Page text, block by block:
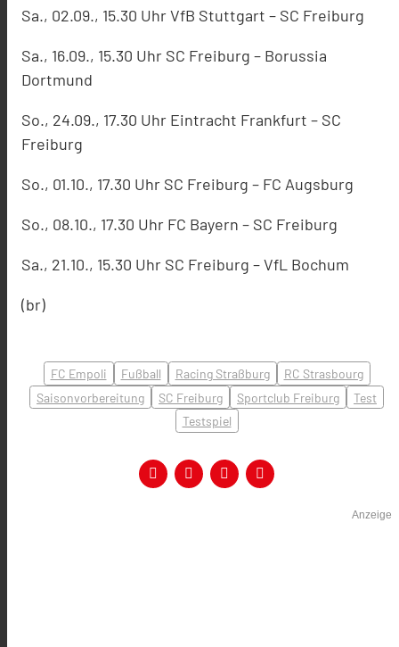
Sa., 02.09., 15.30 Uhr VfB Stuttgart – SC Freiburg
Sa., 16.09., 15.30 Uhr SC Freiburg – Borussia
Dortmund
So., 24.09., 17.30 Uhr Eintracht Frankfurt – SC
Freiburg
So., 01.10., 17.30 Uhr SC Freiburg – FC Augsburg
So., 08.10., 17.30 Uhr FC Bayern – SC Freiburg
Sa., 21.10., 15.30 Uhr SC Freiburg – VfL Bochum
(br)
FC Empoli Fußball Racing Straßburg
RC Strasbourg
Saisonvorbereitung
SC Freiburg Sportclub Freiburg
Test
Testspiel
Anzeige